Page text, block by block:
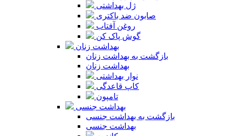
ژل بهداشتی
صابون ضد باکتری
روغن آفتاب
گوش پاک کن
بهداشت زنان
بازگشت به بهداشت زنان
بهداشت زنان
نوار بهداشتی
کاپ قاعدگی
تامپون
بهداشت جنسی
بازگشت به بهداشت جنسی
بهداشت جنسی